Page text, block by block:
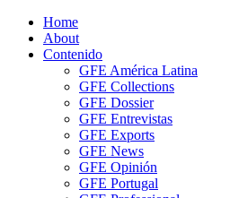
Home
About
Contenido
GFE América Latina
GFE Collections
GFE Dossier
GFE Entrevistas
GFE Exports
GFE News
GFE Opinión
GFE Portugal